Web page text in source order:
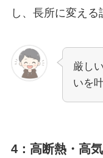
し、長所に変える
厳し
いを
4：高断熱・高